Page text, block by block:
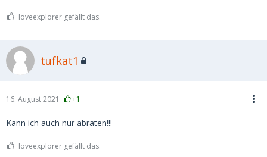
loveexplorer gefällt das.
tufkat1
16. August 2021 +1
Kann ich auch nur abraten!!!
loveexplorer gefällt das.